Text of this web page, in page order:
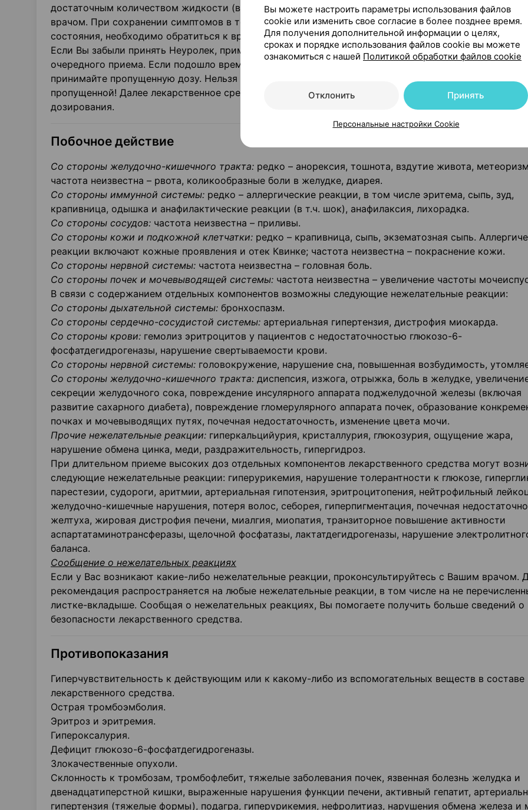
достаточным количеством жидкости (воды комнатной температуры). Длительность приема
врачом. При сохранении симптомов в течение двух недель на фоне лечения или в случае
состояния, необходимо обратиться к врачу.
Если Вы забыли принять Неуролек, примите капсулу как можно скорее, пока не приблизилось
очередного приема. Если подошло время для приема следующей дозы лекарственного средства, не
принимайте пропущенную дозу. Нельзя удваивать дозировку лекарственного средства для
пропущенной! Далее лекарственное средство применяется согласно рекомендованному режиму
дозирования.
Побочное действие
Со стороны желудочно-кишечного тракта: редко – анорексия, тошнота, вздутие живота,
частота неизвестна – рвота, коликообразные боли в желудке, диарея.
Со стороны иммунной системы: редко – аллергические реакции, в том числе эритема, сыпь, зуд,
крапивница, одышка и анафилактические реакции (в т.ч. шок), анафилаксия, лихорадка.
Со стороны сосудов: частота неизвестна – приливы.
Со стороны кожи и подкожной клетчатки: редко – крапивница, сыпь, экзематозная сыпь.
реакции включают кожные проявления и отек Квинке; частота неизвестна – покраснение кожи.
Со стороны нервной системы: частота неизвестна – головная боль.
Со стороны почек и мочевыводящей системы: частота неизвестна – увеличение частоты
В связи с содержанием отдельных компонентов возможны следующие нежелательные реакции:
Со стороны дыхательной системы: бронхоспазм.
Со стороны сердечно-сосудистой системы: артериальная гипертензия, дистрофия миокарда.
Со стороны крови: гемолиз эритроцитов у пациентов с недостаточностью глюкозо-6-
фосфатдегидрогеназы, нарушение свертываемости крови.
Со стороны нервной системы: головокружение, нарушение сна, повышенная возбудимость,
Со стороны желудочно-кишечного тракта: диспепсия, изжога, отрыжка, боль в желудке,
секреции желудочного сока, повреждение инсулярного аппарата поджелудочной железы (включая
развитие сахарного диабета), повреждение гломерулярного аппарата почек, образование
почках и мочевыводящих путях, почечная недостаточность, изменение цвета мочи.
Прочие нежелательные реакции: гиперкальцийурия, кристаллурия, глюкозурия, ощущение жара,
нарушение обмена цинка, меди, раздражительность, гипергидроз.
При длительном приеме высоких доз отдельных компонентов лекарственного средства могут
следующие нежелательные реакции: гиперурикемия, нарушение толерантности к глюкозе,
парестезии, судороги, аритмии, артериальная гипотензия, эритроцитопения, нейтрофильный
желудочно-кишечные нарушения, потеря волос, себорея, гиперпигментация, почечная
желтуха, жировая дистрофия печени, миалгия, миопатия, транзиторное повышение активности
аспартатаминотрансферазы, щелочной фосфатазы, лактатдегидрогеназы, нарушение
баланса.
Сообщение о нежелательных реакциях
Если у Вас возникают какие-либо нежелательные реакции, проконсультируйтесь с Вашим врачом.
рекомендация распространяется на любые нежелательные реакции, в том числе на не
листке-вкладыше. Сообщая о нежелательных реакциях, Вы помогаете получить больше сведений о
безопасности лекарственного средства.
Противопоказания
Гиперчувствительность к действующим или к какому-либо из вспомогательных веществ в составе
лекарственного средства.
Острая тромбоэмболия.
Эритроз и эритремия.
Гипероксалурия.
Дефицит глюкозо-6-фосфатдегидрогеназы.
Злокачественные опухоли.
Склонность к тромбозам, тромбофлебит, тяжелые заболевания почек, язвенная болезнь желудка и
двенадцатиперстной кишки, выраженные нарушения функции печени, активный гепатит,
гипертензия (тяжелые формы), подагра, гиперурикемия, нефролитиаз, нарушения обмена железа и
Вы можете настроить параметры использования файлов
cookie или изменить свое согласие в более позднее время.
Для получения дополнительной информации о целях,
сроках и порядке использования файлов cookie вы можете
ознакомиться с нашей Политикой обработки файлов cookie
Отклонить Принять
Персональные настройки Cookie